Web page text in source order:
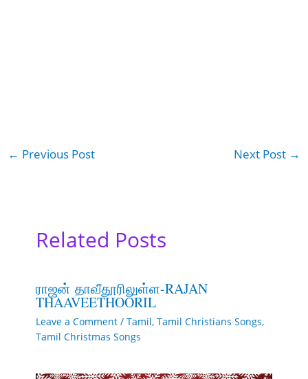
← Previous Post Next Post →
Related Posts
ராஜன் தாவீதூரிலுள்ள-RAJAN
THAAVEETHOORIL
Leave a Comment / Tamil, Tamil Christians Songs,
Tamil Christmas Songs